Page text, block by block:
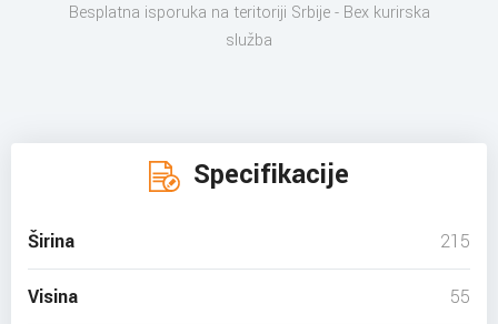
Besplatna isporuka na teritoriji Srbije - Bex kurirska
služba
Specifikacije
Širina 215
Visina 55